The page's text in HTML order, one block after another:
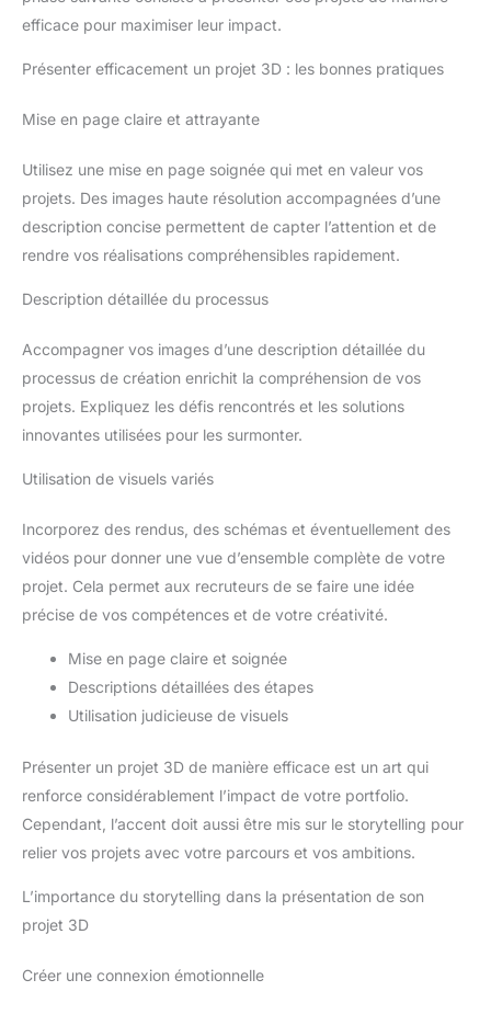
efficace pour maximiser leur impact.
Présenter efficacement un projet 3D : les bonnes pratiques
Mise en page claire et attrayante
Utilisez une mise en page soignée qui met en valeur vos
projets. Des images haute résolution accompagnées d’une
description concise permettent de capter l’attention et de
rendre vos réalisations compréhensibles rapidement.
Description détaillée du processus
Accompagner vos images d’une description détaillée du
processus de création enrichit la compréhension de vos
projets. Expliquez les défis rencontrés et les solutions
innovantes utilisées pour les surmonter.
Utilisation de visuels variés
Incorporez des rendus, des schémas et éventuellement des
vidéos pour donner une vue d’ensemble complète de votre
projet. Cela permet aux recruteurs de se faire une idée
précise de vos compétences et de votre créativité.
Mise en page claire et soignée
Descriptions détaillées des étapes
Utilisation judicieuse de visuels
Présenter un projet 3D de manière efficace est un art qui
renforce considérablement l’impact de votre portfolio.
Cependant, l’accent doit aussi être mis sur le storytelling pour
relier vos projets avec votre parcours et vos ambitions.
L’importance du storytelling dans la présentation de son
projet 3D
Créer une connexion émotionnelle